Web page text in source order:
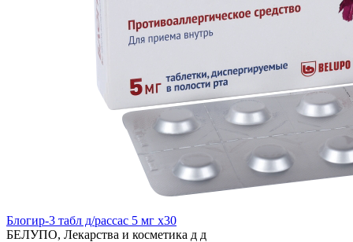
Блогир-3 табл д/рассас 5 мг x30
БЕЛУПО, Лекарства и косметика д д